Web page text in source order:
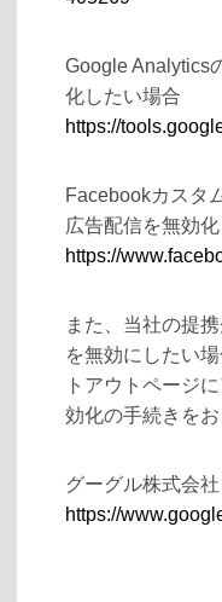
Google Analytics
化したい場合
https://
Facebookカスタ
広告配信を無効
https://
また、当社の提
を無効にしたい
トアウトページ
効化の手続きをお
グーグル株式会社
https://